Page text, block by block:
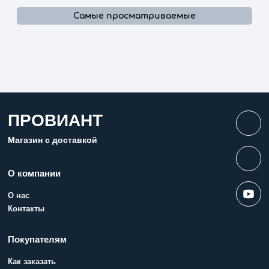
Самые просматриваемые
ПРОВИАНТ
Магазин с доставкой
О компании
О нас
Контакты
Покупателям
Как заказать